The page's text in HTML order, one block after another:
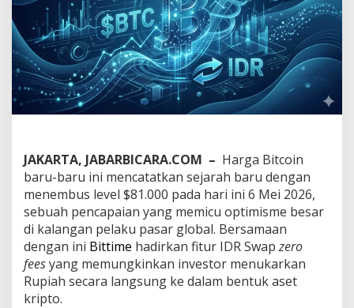
1
.
0
0
0
d
T
g
a
h
K
e
t
e
g
a
n
JAKARTA, JABARBICARA.COM – Harga Bitcoin
baru-baru ini mencatatkan sejarah baru dengan
menembus level $81.000 pada hari ini 6 Mei 2026,
sebuah pencapaian yang memicu optimisme besar
di kalangan pelaku pasar global. Bersamaan
dengan ini Bittime hadirkan fitur IDR Swapzero
feesyang memungkinkan investor menukarkan
Rupiah secara langsung ke dalam bentuk aset
kripto.